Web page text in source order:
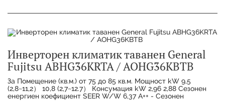
Инверторен климатик таванен General
Fujitsu ABHG36KRTA / AOHG36KBTB
За Помещение (кв.м.) от 75 до 85 кв.м. Мощност kW 9,5
(2,8~11,2） 10,8 (2,7~12.7） Консумация kW 2,96 2,88 Сезонен
енергиен коефициент SEER W/W 6,37 A++ - Сезонен